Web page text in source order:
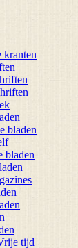
kranten
bladen
bladen
tijd